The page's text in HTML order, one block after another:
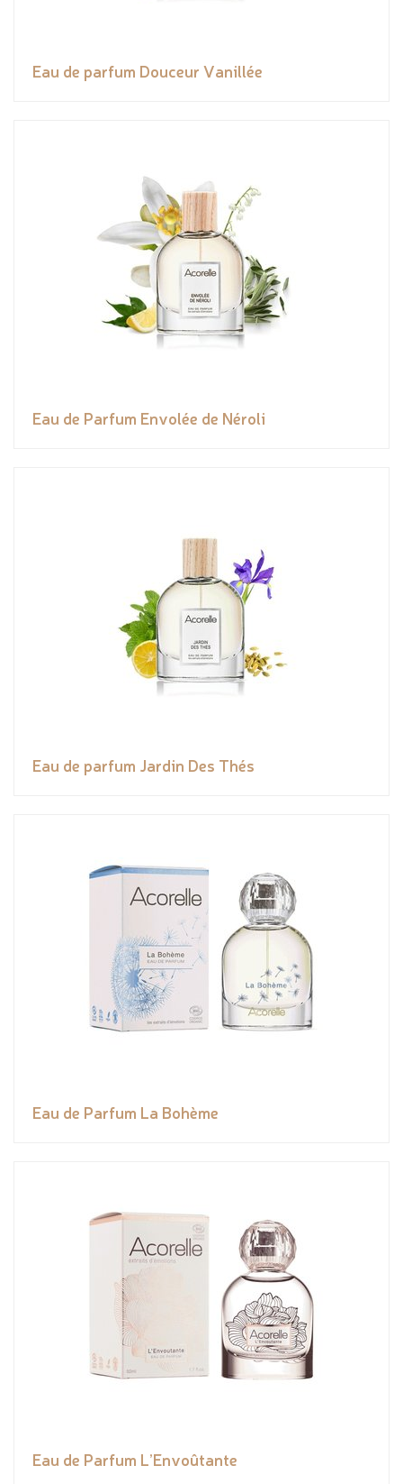
Eau de parfum Douceur Vanillée
Eau de Parfum Envolée de Néroli
Eau de parfum Jardin Des Thés
Eau de Parfum La Bohème
Eau de Parfum L’Envoûtante